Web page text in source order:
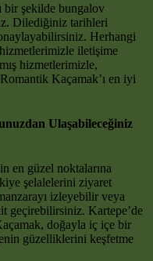
bir şekilde bungalov
Dilediğiniz tarihleri
Herhangi
iletişime
hizmetlerimizle,
Kaçamak’ı en iyi
Ulaşabileceğiniz
en güzel noktalarına
şelalelerini ziyaret
izleyebilir veya
geçirebilirsiniz. Kartepe’de
doğayla iç içe bir
güzelliklerini keşfetme